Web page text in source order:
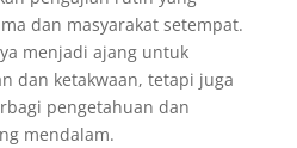
dan masyarakat setempat.
menjadi ajang untuk
dan ketakwaan, tetapi juga
pengetahuan dan
mendalam.